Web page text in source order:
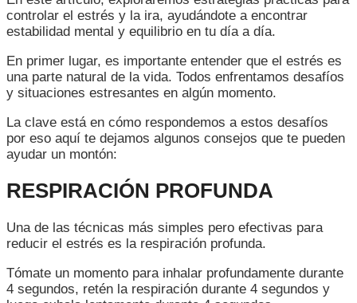
controlar el estrés y la ira, ayudándote a encontrar
estabilidad mental y equilibrio en tu día a día.
En primer lugar, es importante entender que el estrés es
una parte natural de la vida. Todos enfrentamos desafíos
y situaciones estresantes en algún momento.
La clave está en cómo respondemos a estos desafíos
por eso aquí te dejamos algunos consejos que te pueden
ayudar un montón:
RESPIRACIÓN PROFUNDA
Una de las técnicas más simples pero efectivas para
reducir el estrés es la respiración profunda.
Tómate un momento para inhalar profundamente durante
4 segundos, retén la respiración durante 4 segundos y